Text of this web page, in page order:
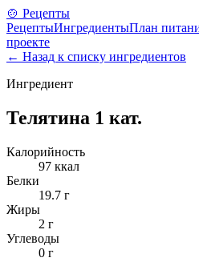
🍲 Рецепты
РецептыИнгредиентыПлан
проекте
← Назад к списку ингредиентов
Ингредиент
Телятина 1 кат.
Калорийность
97 ккал
Белки
19.7 г
Жиры
2 г
Углеводы
0 г